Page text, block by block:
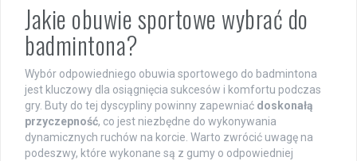
Jakie obuwie sportowe wybrać do
badmintona?
Wybór odpowiedniego obuwia sportowego do badmintona
jest kluczowy dla osiągnięcia sukcesów i komfortu podczas
gry. Buty do tej dyscypliny powinny zapewniać doskonałą
przyczepność, co jest niezbędne do wykonywania
dynamicznych ruchów na korcie. Warto zwrócić uwagę na
podeszwy, które wykonane są z gumy o odpowiedniej